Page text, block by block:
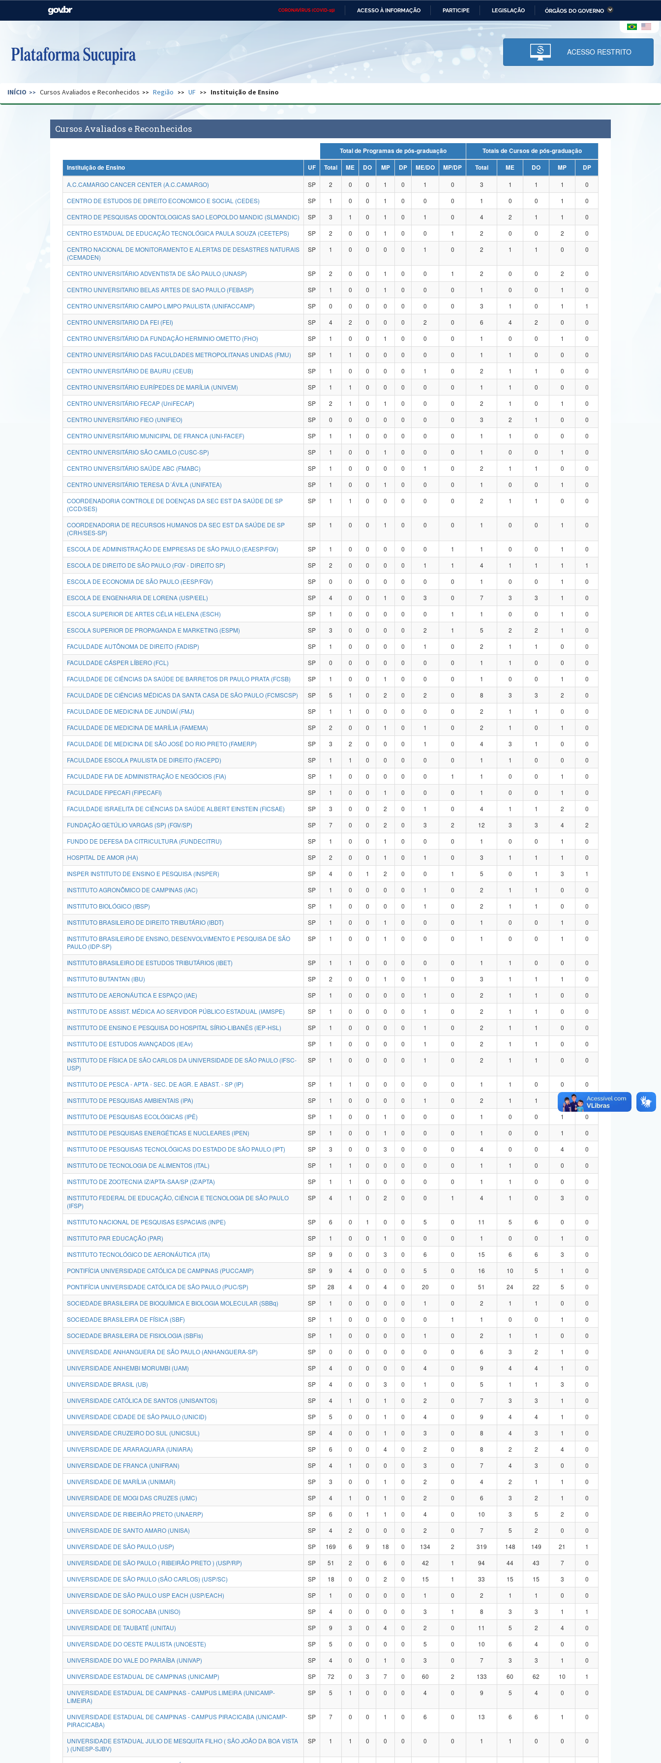
CORONAVÍRUS (COVID-19) ACESSO À INFORMAÇÃO PARTICIPE LEGISLAÇÃO ÓRGÃOS DO GOVERNO
Casa Civil Ministério das Relações Ministério da Economia Ministério da Infraestrutura
Pecuária e Abastecimento
Ministério da Ciência,
Tecnologia, Inovações e
Comunicações
Ministério do Desenvolvimento
Regional e dos Direitos Humanos
Secretaria de Governo Gabinete de Segurança Advocacia-Geral da União Banco Central do Brasil Planalto
ACESSO RESTRITO
INÍCIO Cursos Avaliados e Reconhecidos Região UF Instituição de Ensino
Cursos Avaliados e Reconhecidos
Total de Programas de pós-graduação
Totais de Cursos de pós-graduação
Instituição de Ensino
UF Total ME DO MP DP ME/DO MP/DP Total ME DO MP
DP
A.C.CAMARGO CANCER CENTER (A.C.CAMARGO)
SP 2 0 0 1 0 1 0 3 1 1 1
0
CENTRO DE ESTUDOS DE DIREITO ECONOMICO E SOCIAL (CEDES)
SP 1 0 0 1 0 0 0 1 0 0 1
0
CENTRO DE PESQUISAS ODONTOLOGICAS SAO LEOPOLDO MANDIC (SLMANDIC)
SP 3 1 0 1 0 1 0 4 2 1 1
0
CENTRO ESTADUAL DE EDUCAÇÃO TECNOLÓGICA PAULA SOUZA (CEETEPS)
SP 2 0 0 1 0 0 1 2 0 0 2
0
CENTRO NACIONAL DE MONITORAMENTO E ALERTAS DE DESASTRES NATURAIS
(CEMADEN)
SP 1 0 0 0 0 1 0 2 1 1 0 0
CENTRO UNIVERSITÁRIO ADVENTISTA DE SÃO PAULO (UNASP) SP 2 0 0 1 0 0 1 2 0 0 2
0
CENTRO UNIVERSITARIO BELAS ARTES DE SAO PAULO (FEBASP)
SP 1 0 0 1 0 0 0 1 0 0 1
0
CENTRO UNIVERSITÁRIO CAMPO LIMPO PAULISTA (UNIFACCAMP)
SP 0 0 0 0 0 0 0 3 1 0 1
1
CENTRO UNIVERSITARIO DA FEI (FEI)
SP 4 2 0 0 0 2 0 6 4 2 0
0
CENTRO UNIVERSITÁRIO DA FUNDAÇÃO HERMINIO OMETTO (FHO)
SP 1 0 0 1 0 0 0 1 0 0 1
0
CENTRO UNIVERSITÁRIO DAS FACULDADES METROPOLITANAS UNIDAS (FMU)
SP 1 1 0 0 0 0 0 1 1 0 0
0
CENTRO UNIVERSITÁRIO DE BAURU (CEUB)
SP 1 0 0 0 0 1 0 2 1 1 0
0
CENTRO UNIVERSITÁRIO EURÍPEDES DE MARÍLIA (UNIVEM)
SP 1 1 0 0 0 0 0 1 1 0 0
0
CENTRO UNIVERSITÁRIO FECAP (UniFECAP)
SP 2 1 0 1 0 0 0 2 1 0 1
0
CENTRO UNIVERSITÁRIO FIEO (UNIFIEO)
SP 0 0 0 0 0 0 0 3 2 1 0
0
CENTRO UNIVERSITÁRIO MUNICIPAL DE FRANCA (UNI-FACEF)
SP 1 1 0 0 0 0 0 1 1 0 0
0
CENTRO UNIVERSITÁRIO SÃO CAMILO (CUSC-SP)
SP 1 0 0 1 0 0 0 1 0 0 1
0
CENTRO UNIVERSITÁRIO SAÚDE ABC (FMABC)
SP 1 0 0 0 0 1 0 2 1 1 0
0
CENTRO UNIVERSITÁRIO TERESA D´ÁVILA (UNIFATEA)
SP 1 0 0 1 0 0 0 1 0 0 1
0
COORDENADORIA CONTROLE DE DOENÇAS DA SEC EST DA SAÚDE DE SP
(CCD/SES)
SP 1 1 0 0 0 0 0 2 1 1 0 0
COORDENADORIA DE RECURSOS HUMANOS DA SEC EST DA SAÚDE DE SP
(CRH/SES-SP)
SP 1 0 0 1 0 0 0 1 0 0 1 0
ESCOLA DE ADMINISTRAÇÃO DE EMPRESAS DE SÃO PAULO (EAESP/FGV) SP 1 0 0 0 0 0 1 1 0 0 1
0
ESCOLA DE DIREITO DE SÃO PAULO (FGV - DIREITO SP)
SP 2 0 0 0 0 1 1 4 1 1 1
1
ESCOLA DE ECONOMIA DE SÃO PAULO (EESP/FGV)
SP 0 0 0 0 0 0 0 1 0 0 1
0
ESCOLA DE ENGENHARIA DE LORENA (USP/EEL)
SP 4 0 0 1 0 3 0 7 3 3 1
0
ESCOLA SUPERIOR DE ARTES CÉLIA HELENA (ESCH)
SP 1 0 0 0 0 0 1 1 0 0 1
0
ESCOLA SUPERIOR DE PROPAGANDA E MARKETING (ESPM)
SP 3 0 0 0 0 2 1 5 2 2 1
0
FACULDADE AUTÔNOMA DE DIREITO (FADISP)
SP 1 0 0 0 0 1 0 2 1 1 0
0
FACULDADE CÁSPER LÍBERO (FCL)
SP 0 0 0 0 0 0 0 1 1 0 0
0
FACULDADE DE CIÊNCIAS DA SAÚDE DE BARRETOS DR PAULO PRATA (FCSB)
SP 1 0 0 1 0 0 0 1 0 0 1
0
FACULDADE DE CIÊNCIAS MÉDICAS DA SANTA CASA DE SÃO PAULO (FCMSCSP)
SP 5 1 0 2 0 2 0 8 3 3 2
0
FACULDADE DE MEDICINA DE JUNDIAÍ (FMJ)
SP 1 1 0 0 0 0 0 2 1 1 0
0
FACULDADE DE MEDICINA DE MARÍLIA (FAMEMA)
SP 2 0 0 1 0 1 0 2 1 0 1
0
FACULDADE DE MEDICINA DE SÃO JOSÉ DO RIO PRETO (FAMERP)
SP 3 2 0 0 0 1 0 4 3 1 0
0
FACULDADE ESCOLA PAULISTA DE DIREITO (FACEPD)
SP 1 1 0 0 0 0 0 1 1 0 0
0
FACULDADE FIA DE ADMINISTRAÇÃO E NEGÓCIOS (FIA)
SP 1 0 0 0 0 0 1 1 0 0 1
0
FACULDADE FIPECAFI (FIPECAFI)
SP 1 0 0 1 0 0 0 1 0 0 1
0
FACULDADE ISRAELITA DE CIÊNCIAS DA SAÚDE ALBERT EINSTEIN (FICSAE)
SP 3 0 0 2 0 1 0 4 1 1 2
0
FUNDAÇÃO GETÚLIO VARGAS (SP) (FGV/SP)
SP 7 0 0 2 0 3 2 12 3 3 4
2
FUNDO DE DEFESA DA CITRICULTURA (FUNDECITRU)
SP 1 0 0 1 0 0 0 1 0 0 1
0
HOSPITAL DE AMOR (HA)
SP 2 0 0 1 0 1 0 3 1 1 1
0
INSPER INSTITUTO DE ENSINO E PESQUISA (INSPER)
SP 4 0 1 2 0 0 1 5 0 1 3
1
INSTITUTO AGRONÔMICO DE CAMPINAS (IAC)
SP 1 0 0 0 0 1 0 2 1 1 0
0
INSTITUTO BIOLÓGICO (IBSP)
SP 1 0 0 0 0 1 0 2 1 1 0
0
INSTITUTO BRASILEIRO DE DIREITO TRIBUTÁRIO (IBDT)
SP 1 0 0 1 0 0 0 1 0 0 1
0
INSTITUTO BRASILEIRO DE ENSINO, DESENVOLVIMENTO E PESQUISA DE SÃO
PAULO (IDP-SP)
SP 1 0 0 1 0 0 0 1 0 0 1 0
INSTITUTO BRASILEIRO DE ESTUDOS TRIBUTÁRIOS (IBET) SP 1 1 0 0 0 0 0 1 1 0 0
0
INSTITUTO BUTANTAN (IBU)
SP 2 0 0 1 0 1 0 3 1 1 1
0
INSTITUTO DE AERONÁUTICA E ESPAÇO (IAE)
SP 1 0 0 0 0 1 0 2 1 1 0
0
INSTITUTO DE ASSIST. MÉDICA AO SERVIDOR PÚBLICO ESTADUAL (IAMSPE)
SP 1 0 0 0 0 1 0 2 1 1 0
0
INSTITUTO DE ENSINO E PESQUISA DO HOSPITAL SÍRIO-LIBANÊS (IEP-HSL)
SP 1 0 0 0 0 1 0 2 1 1 0
0
INSTITUTO DE ESTUDOS AVANÇADOS (IEAv)
SP 1 0 0 0 0 1 0 2 1 1 0
0
INSTITUTO DE FÍSICA DE SÃO CARLOS DA UNIVERSIDADE DE SÃO PAULO (IFSC-
USP)
SP 1 0 0 0 0 1 0 2 1 1 0 0
INSTITUTO DE PESCA - APTA - SEC. DE AGR. E ABAST. - SP (IP) SP 1 1 0 0 0 0 0 1 1 0 0
0
INSTITUTO DE PESQUISAS AMBIENTAIS (IPA)
SP 1 0 0 0 0 1 0 2 1 1 0
0
INSTITUTO DE PESQUISAS ECOLÓGICAS (IPÊ)
SP 1 0 0 1 0 0 0 1 0 0 1
0
INSTITUTO DE PESQUISAS ENERGÉTICAS E NUCLEARES (IPEN)
SP 1 0 0 1 0 0 0 1 0 0 1
0
INSTITUTO DE PESQUISAS TECNOLÓGICAS DO ESTADO DE SÃO PAULO (IPT)
SP 3 0 0 3 0 0 0 4 0 0 4
0
INSTITUTO DE TECNOLOGIA DE ALIMENTOS (ITAL)
SP 1 1 0 0 0 0 0 1 1 0 0
0
INSTITUTO DE ZOOTECNIA IZ/APTA-SAA/SP (IZ/APTA)
SP 1 1 0 0 0 0 0 1 1 0 0
0
INSTITUTO FEDERAL DE EDUCAÇÃO, CIÊNCIA E TECNOLOGIA DE SÃO PAULO
(IFSP)
SP 4 1 0 2 0 0 1 4 1 0 3 0
INSTITUTO NACIONAL DE PESQUISAS ESPACIAIS (INPE) SP 6 0 1 0 0 5 0 11 5 6 0
0
INSTITUTO PAR EDUCAÇÃO (PAR)
SP 1 0 0 1 0 0 0 1 0 0 1
0
INSTITUTO TECNOLÓGICO DE AERONÁUTICA (ITA)
SP 9 0 0 3 0 6 0 15 6 6 3
0
PONTIFÍCIA UNIVERSIDADE CATÓLICA DE CAMPINAS (PUCCAMP)
SP 9 4 0 0 0 5 0 16 10 5 1
0
PONTIFÍCIA UNIVERSIDADE CATÓLICA DE SÃO PAULO (PUC/SP)
SP 28 4 0 4 0 20 0 51 24 22 5
0
SOCIEDADE BRASILEIRA DE BIOQUÍMICA E BIOLOGIA MOLECULAR (SBBq)
SP 1 0 0 0 0 1 0 2 1 1 0
0
SOCIEDADE BRASILEIRA DE FÍSICA (SBF)
SP 1 0 0 0 0 0 1 1 0 0 1
0
SOCIEDADE BRASILEIRA DE FISIOLOGIA (SBFis)
SP 1 0 0 0 0 1 0 2 1 1 0
0
UNIVERSIDADE ANHANGUERA DE SÃO PAULO (ANHANGUERA-SP)
SP 0 0 0 0 0 0 0 6 3 2 1
0
UNIVERSIDADE ANHEMBI MORUMBI (UAM)
SP 4 0 0 0 0 4 0 9 4 4 1
0
UNIVERSIDADE BRASIL (UB)
SP 4 0 0 3 0 1 0 5 1 1 3
0
UNIVERSIDADE CATÓLICA DE SANTOS (UNISANTOS)
SP 4 1 0 1 0 2 0 7 3 3 1
0
UNIVERSIDADE CIDADE DE SÃO PAULO (UNICID)
SP 5 0 0 1 0 4 0 9 4 4 1
0
UNIVERSIDADE CRUZEIRO DO SUL (UNICSUL)
SP 4 0 0 1 0 3 0 8 4 3 1
0
UNIVERSIDADE DE ARARAQUARA (UNIARA)
SP 6 0 0 4 0 2 0 8 2 2 4
0
UNIVERSIDADE DE FRANCA (UNIFRAN)
SP 4 1 0 0 0 3 0 7 4 3 0
0
UNIVERSIDADE DE MARÍLIA (UNIMAR)
SP 3 0 0 1 0 2 0 4 2 1 1
0
UNIVERSIDADE DE MOGI DAS CRUZES (UMC)
SP 4 1 0 1 0 2 0 6 3 2 1
0
UNIVERSIDADE DE RIBEIRÃO PRETO (UNAERP)
SP 6 0 1 1 0 4 0 10 3 5 2
0
UNIVERSIDADE DE SANTO AMARO (UNISA)
SP 4 2 0 0 0 2 0 7 5 2 0
0
UNIVERSIDADE DE SÃO PAULO (USP)
SP 169 6 9 18 0 134 2 319 148 149 21
1
UNIVERSIDADE DE SÃO PAULO ( RIBEIRÃO PRETO ) (USP/RP)
SP 51 2 0 6 0 42 1 94 44 43 7
0
UNIVERSIDADE DE SÃO PAULO (SÃO CARLOS) (USP/SC)
SP 18 0 0 2 0 15 1 33 15 15 3
0
UNIVERSIDADE DE SÃO PAULO USP EACH (USP/EACH)
SP 1 0 0 0 0 1 0 2 1 1 0
0
UNIVERSIDADE DE SOROCABA (UNISO)
SP 4 0 0 0 0 3 1 8 3 3 1
1
UNIVERSIDADE DE TAUBATÉ (UNITAU)
SP 9 3 0 4 0 2 0 11 5 2 4
0
UNIVERSIDADE DO OESTE PAULISTA (UNOESTE)
SP 5 0 0 0 0 5 0 10 6 4 0
0
UNIVERSIDADE DO VALE DO PARAÍBA (UNIVAP)
SP 4 0 0 1 0 3 0 7 3 3 1
0
UNIVERSIDADE ESTADUAL DE CAMPINAS (UNICAMP)
SP 72 0 3 7 0 60 2 133 60 62 10
1
UNIVERSIDADE ESTADUAL DE CAMPINAS - CAMPUS LIMEIRA (UNICAMP-
LIMEIRA)
SP 5 1 0 0 0 4 0 9 5 4 0 0
UNIVERSIDADE ESTADUAL DE CAMPINAS - CAMPUS PIRACICABA (UNICAMP-
PIRACICABA)
SP 7 0 0 1 0 6 0 13 6 6 1 0
UNIVERSIDADE ESTADUAL JULIO DE MESQUITA FILHO ( SÃO JOÃO DA BOA VISTA
) (UNESP-SJBV)
SP 1 1 0 0 0 0 0 1 1 0 0 0